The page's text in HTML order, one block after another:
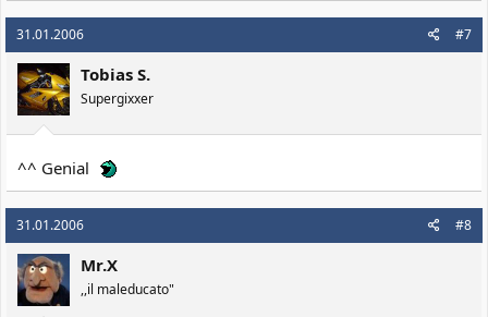
31.01.2006 #7
Tobias S.
Supergixxer
^^ Genial
31.01.2006 #8
Mr.X
,,il maleducato"